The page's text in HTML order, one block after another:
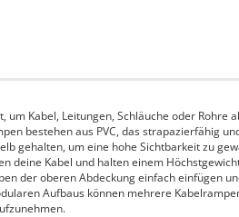
Kabel, Leitungen, Schläuche oder Rohre
bestehen aus PVC, das strapazierfähig
gehalten, um eine hohe Sichtbarkeit zu
deine Kabel und halten einem
der oberen Abdeckung einfach einfügen
Aufbaus können mehrere